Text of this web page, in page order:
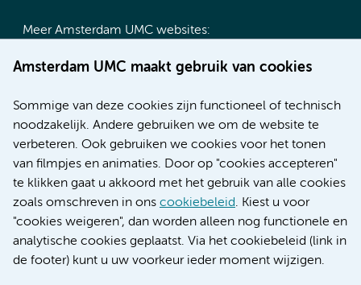
Amsterdam UMC maakt gebruik van cookies
Sommige van deze cookies zijn functioneel of technisch
noodzakelijk. Andere gebruiken we om de website te
verbeteren. Ook gebruiken we cookies voor het tonen
van filmpjes en animaties. Door op "cookies accepteren"
te klikken gaat u akkoord met het gebruik van alle cookies
zoals omschreven in ons cookiebeleid. Kiest u voor
"cookies weigeren", dan worden alleen nog functionele en
analytische cookies geplaatst. Via het cookiebeleid (link in
de footer) kunt u uw voorkeur ieder moment wijzigen.
Meer Amsterdam UMC websites:
Werken bij Amsterdam UMC
Nieuws
Research
Educatie locatie AMC
Educatie locatie VUmc
Verwijzen & diagnostiek